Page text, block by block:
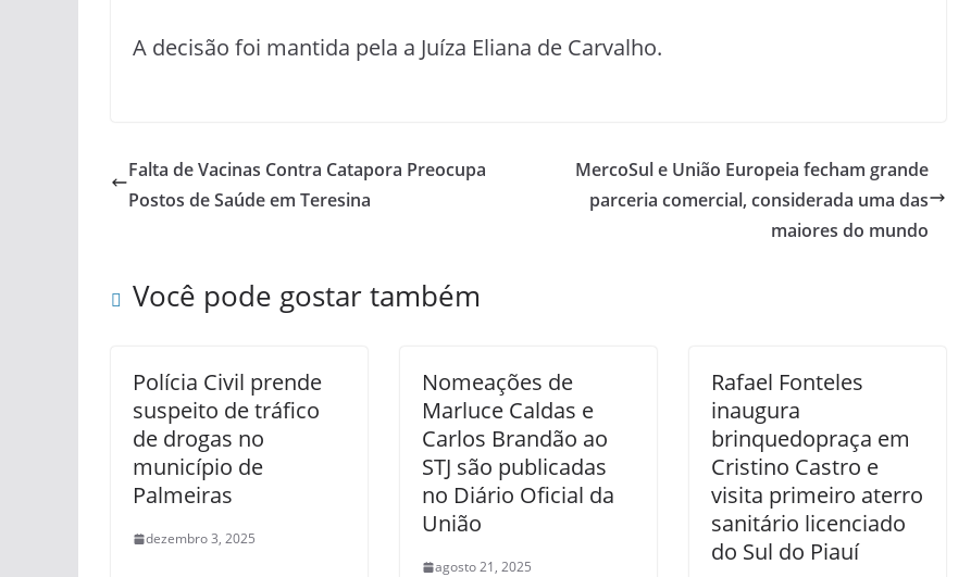
A decisão foi mantida pela a Juíza Eliana de Carvalho.
Falta de Vacinas Contra Catapora Preocupa
Postos de Saúde em Teresina
MercoSul e União Europeia fecham grande
parceria comercial, considerada uma das
maiores do mundo
Você pode gostar também
Polícia Civil prende
suspeito de tráfico
de drogas no
município de
Palmeiras
dezembro 3, 2025
Nomeações de
Marluce Caldas e
Carlos Brandão ao
STJ são publicadas
no Diário Oficial da
União
agosto 21, 2025
Rafael Fonteles
inaugura
brinquedopraça em
Cristino Castro e
visita primeiro aterro
sanitário licenciado
do Sul do Piauí